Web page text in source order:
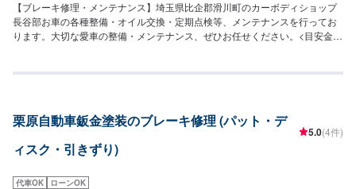
【ブレーキ修理・メンテナンス】埼玉県比企郡滑川町のカーボディショップ
長谷部お車の各種整備・オイル交換・定期点検等、メンテナンスを行ってお
ります。大切な愛車の整備・メンテナンス、ぜひお任せください。<目安金額
応しておりますので「他のお店では断られてしまった…」という方はお気軽
栗原自動車鈑金塗装のブレーキ修理 (パット・デ
ィスク・引きずり)
5.0(4件)
代車OK ローンOK